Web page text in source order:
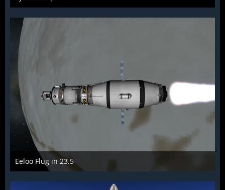
McFlƴeѵer
19. Februar 2014
1.702
4 1
Eeloo Flug in 23.5
McFlƴeѵer
2. April 2014
1.632
2 0